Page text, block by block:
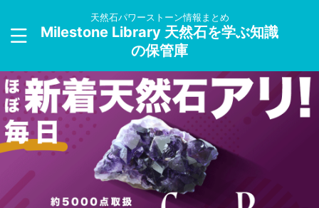
天然石パワーストーン情報まとめ
Milestone Library 天然石を学ぶ知識
の保管庫